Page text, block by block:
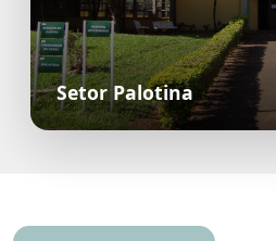
Setor Palotina